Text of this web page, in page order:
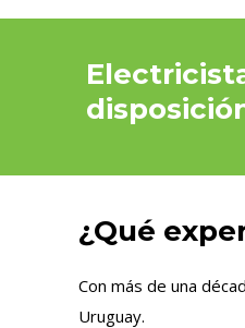
¿Qué
Con más de una
Uruguay.